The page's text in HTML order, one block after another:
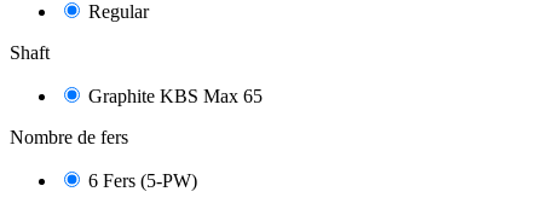
Regular
Shaft
Graphite KBS Max 65
Nombre de fers
6 Fers (5-PW)